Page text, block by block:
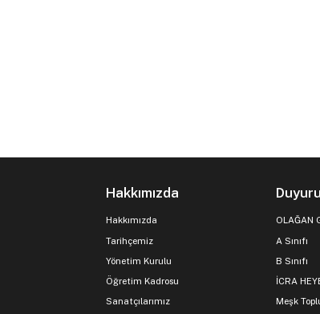
Hakkımızda
Hakkımızda
Tarihçemiz
Yönetim Kurulu
Öğretim Kadrosu
Sanatçılarımız
OLAĞAN
A Sınıfı
B Sınıfı
İCRA
Meşk